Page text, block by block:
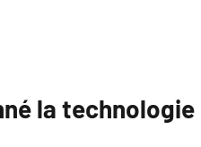
la technologie